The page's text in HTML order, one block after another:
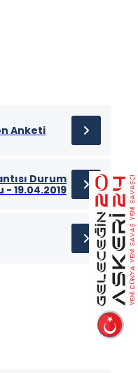
Anketi
Durum
19.04.2019